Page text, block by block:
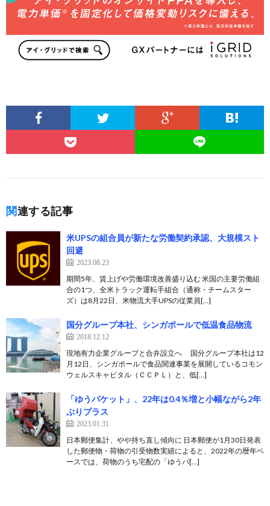
関連する記事
米UPSの組合員が新たな労働契約承認、大規模スト
回避
2023.08.23
期間5年、賃上げや労働環境改善盛り込む 米国の主要労働組
合の1つ、全米トラック運転手組合（通称・チームスター
ズ）は8月22日、米物流大手UPSの従業員[…]
国分グループ本社、シンガポールで低温食品物流
2018.12.12
現地有力企業グループと合弁設立へ 国分グループ本社は12
月12日、シンガポールで食品関連事業を展開しているコモン
ウェルスキャピタル（ＣＣＰＬ）と、低[…]
「ゆうパケット」、22年は0.4％増と小幅ながら2年
ぶりプラス
2023.01.31
日本郵便集計、やや持ち直し傾向に 日本郵便が1月30日発表
した郵便物・荷物の引受物数実績によると、2022年の暦年ベ
ースでは、荷物のうち宅配の「ゆうパ[…]